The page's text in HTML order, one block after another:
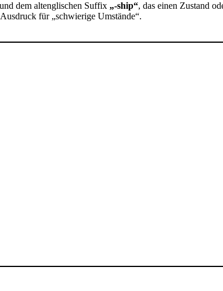
dem altenglischen Suffix „-ship“, das einen Zustand
für „schwierige Umstände“.